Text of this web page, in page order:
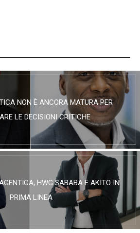
NON È ANCORA MATURA PER
LE DECISIONI CRITICHE
HWG SABABA E AKITO IN
PRIMA LINEA